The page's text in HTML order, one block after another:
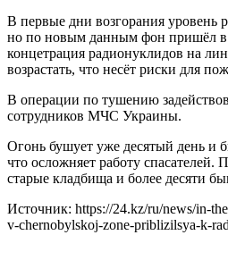
В первые дни возгорания уровень
но по новым данным фон пришёл
концетрация радионуклидов на
возрастать, что несёт риски для
В операции по тушению
сотрудников МЧС Украины.
Огонь бушует уже десятый день и
что осложняет работу
старые кладбища и более десяти
Источник: https://24.kz/ru/news/in-
v-chernobylskoj-zone-priblizilsya-k-